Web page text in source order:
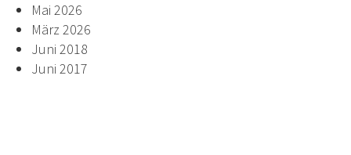
Mai 2026
März 2026
Juni 2018
Juni 2017